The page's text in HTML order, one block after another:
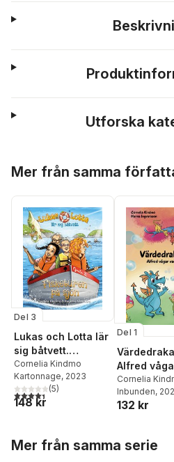
Utforska
Mer från samma
Del 3
Lukas och Lotta lär
sig båtvett.
Fisketuren på sjön
Cornelia Kindmo
Kartonnage, 2023
4,4utav 5 stjärnor. Totalt antal röster:
(5)
148 kr
Del 1
Alfred
snäll
Cornelia
Inbunden,
132 kr
Mer från samma serie